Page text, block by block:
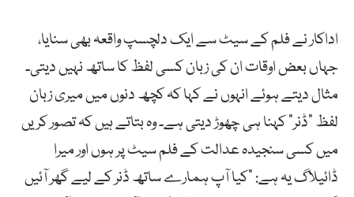
اداکار نے فلم کے سیٹ سے ایک دلچسپ واقعہ بھی سنایا،
جہاں بعض اوقات ان کی زبان کسی لفظ کا ساتھ نہیں دیتی۔
مثال دیتے ہوئے انہوں نے کہا کہ کچھ دنوں میں میری زبان
لفظ “ڈنر” کہنا ہی چھوڑ دیتی ہے۔ وہ بتاتے ہیں کہ تصور کریں
میں کسی سنجیدہ عدالت کے فلم سیٹ پر ہوں اور میرا
ڈائیلاگ یہ ہے: “کیا آپ ہمارے ساتھ ڈنر کے لیے گھر آئیں